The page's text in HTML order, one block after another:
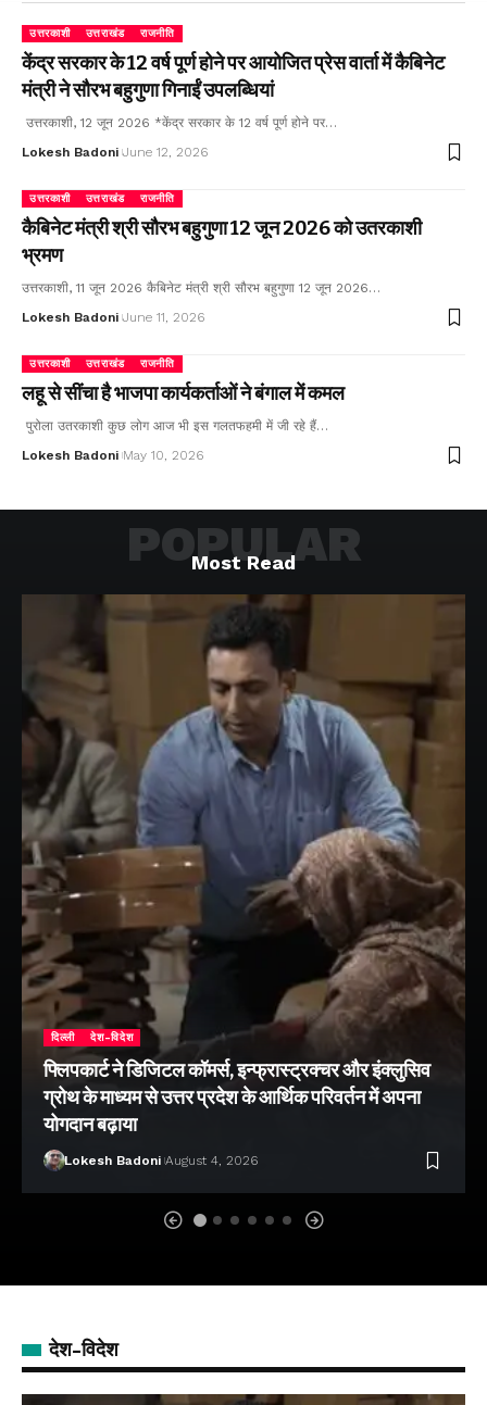
उत्तरकाशी उत्तराखंड राजनीति
केंद्र सरकार के 12 वर्ष पूर्ण होने पर आयोजित प्रेस वार्ता में कैबिनेट
मंत्री ने सौरभ बहुगुणा गिनाईं उपलब्धियां
उत्तरकाशी, 12 जून 2026 *केंद्र सरकार के 12 वर्ष पूर्ण होने पर…
Lokesh Badoni June 12, 2026
उत्तरकाशी उत्तराखंड राजनीति
कैबिनेट मंत्री श्री सौरभ बहुगुणा 12 जून 2026 को उतरकाशी
भ्रमण
उत्तरकाशी, 11 जून 2026 कैबिनेट मंत्री श्री सौरभ बहुगुणा 12 जून 2026…
Lokesh Badoni June 11, 2026
उत्तरकाशी उत्तराखंड राजनीति
लहू से सींचा है भाजपा कार्यकर्ताओं ने बंगाल में कमल
पुरोला उतरकाशी कुछ लोग आज भी इस गलतफहमी में जी रहे हैं…
Lokesh Badoni May 10, 2026
Most Read
POPULAR
दिल्ली देश-विदेश
फ्लिपकार्ट ने डिजिटल कॉमर्स, इन्फ्रास्ट्रक्चर और इंक्लुसिव
ग्रोथ के माध्यम से उत्तर प्रदेश के आर्थिक परिवर्तन में अपना
योगदान बढ़ाया
Lokesh Badoni August 4, 2026
देश-विदेश